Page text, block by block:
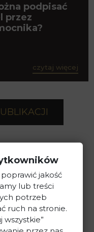
podpisać
przez
czytaj więcej
Skarbiec
Warszawa
jakość
lub treści
potrzeb
ruch na stronie.
wszystkie”